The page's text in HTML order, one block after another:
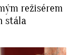
režisérem
stála